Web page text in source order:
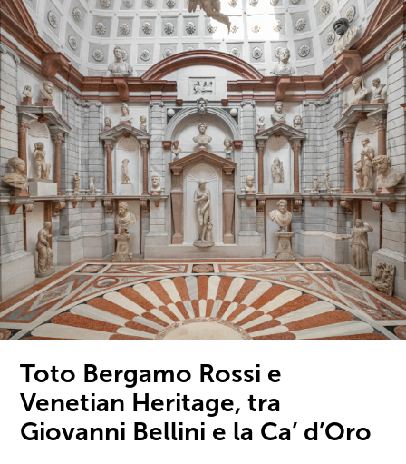
Toto Bergamo Rossi e
Venetian Heritage, tra
Giovanni Bellini e la Ca’ d’Oro